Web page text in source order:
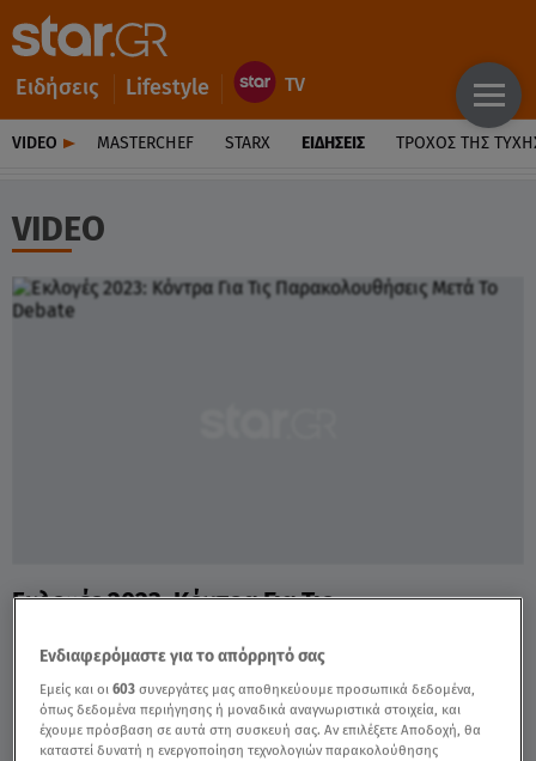
Ειδήσεις Lifestyle
VIDEO MASTERCHEF STARX ΕΙΔΉΣΕΙΣ ΤΡΟΧΌΣ ΤΗΣ
VIDEO
Εκλογές 2023: Κόντρα Για Τις
Ενδιαφερόμαστε για το απόρρητό σας
Εμείς και οι603 συνεργάτες μας αποθηκεύουμε προσωπικά δεδομένα,
όπως δεδομένα περιήγησης ή μοναδικά αναγνωριστικά στοιχεία, και
έχουμε πρόσβαση σε αυτά στη συσκευή σας. Αν επιλέξετε Αποδοχή, θα
καταστεί δυνατή η ενεργοποίηση τεχνολογιών παρακολούθησης